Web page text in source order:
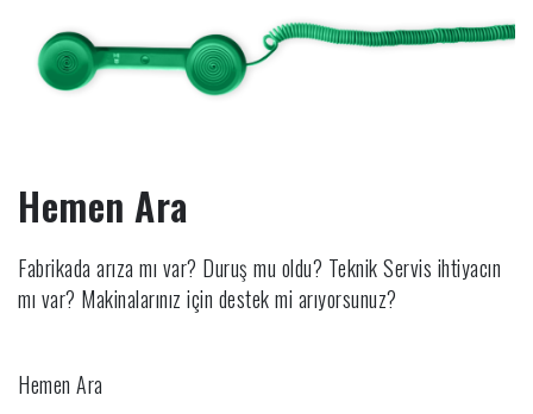
Hemen Ara
Fabrikada arıza mı var? Duruş mu oldu? Teknik Servis ihtiyacın
mı var? Makinalarınız için destek mi arıyorsunuz?
Hemen Ara